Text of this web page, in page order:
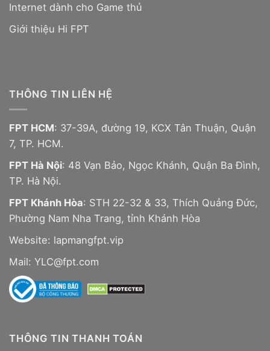
Internet dành cho Game thủ
Giới thiệu Hi FPT
THÔNG TIN LIÊN HỆ
FPT HCM: 37-39A, đường 19, KCX Tân Thuận, Quận
7, TP. HCM.
FPT Hà Nội: 48 Vạn Bảo, Ngọc Khánh, Quận Ba Đình,
TP. Hà Nội.
FPT Khánh Hòa: STH 22-32 & 33, Thích Quảng Đức,
Phường Nam Nha Trang, tỉnh Khánh Hòa
Website: lapmangfpt.vip
Mail: YLC@fpt.com
THÔNG TIN THANH TOÁN